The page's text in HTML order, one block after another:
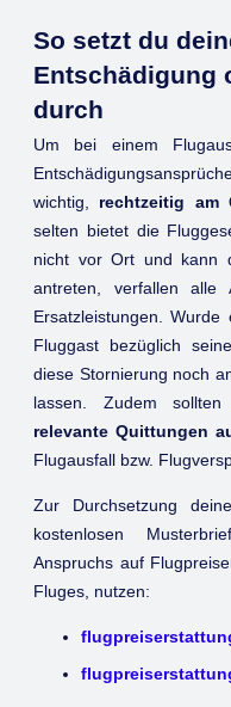
So setzt du
Entschädigung
durch
Um bei einem
wichtig, rechtzeitig am
selten bietet die
nicht vor Ort und kann
antreten, verfallen alle
Ersatzleistungen.
Fluggast bezüglich
diese Stornierung noch
lassen. Zudem sollten
relevante Quittungen
Flugausfall bzw.
Zur Durchsetzung
kostenlosen
Anspruchs auf
Fluges, nutzen: